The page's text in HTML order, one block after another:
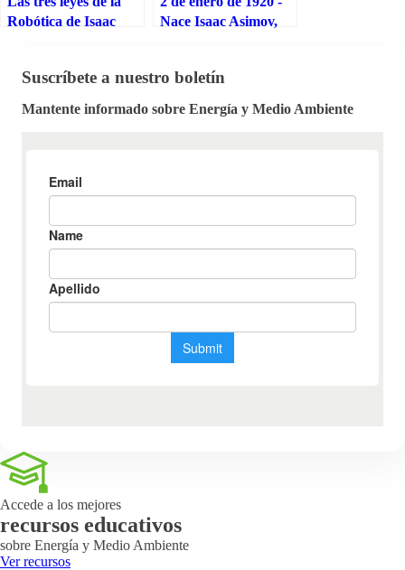
Robótica de Isaac
Nace Isaac Asimov,
Suscríbete a nuestro boletín
Mantente informado sobre Energía y Medio Ambiente
Accede a los mejores
recursos educativos
sobre Energía y Medio Ambiente
Ver recursos